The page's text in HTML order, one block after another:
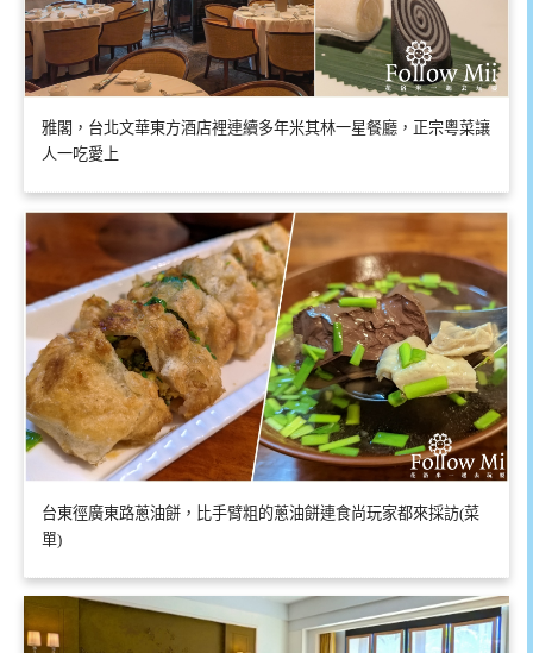
雅閣，台北文華東方酒店裡連續多年米其林一星餐廳，正宗粵菜讓
人一吃愛上
台東徑廣東路蔥油餅，比手臂粗的蔥油餅連食尚玩家都來採訪(菜
單)